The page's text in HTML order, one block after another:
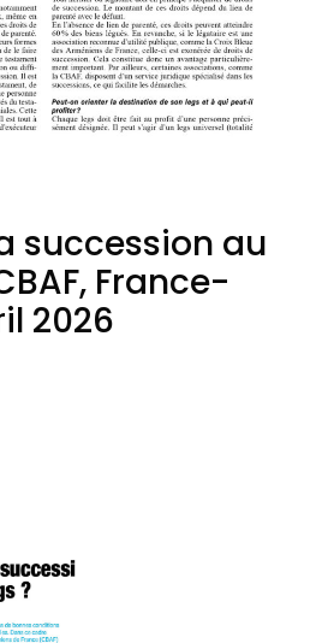
succession au
France-
2026